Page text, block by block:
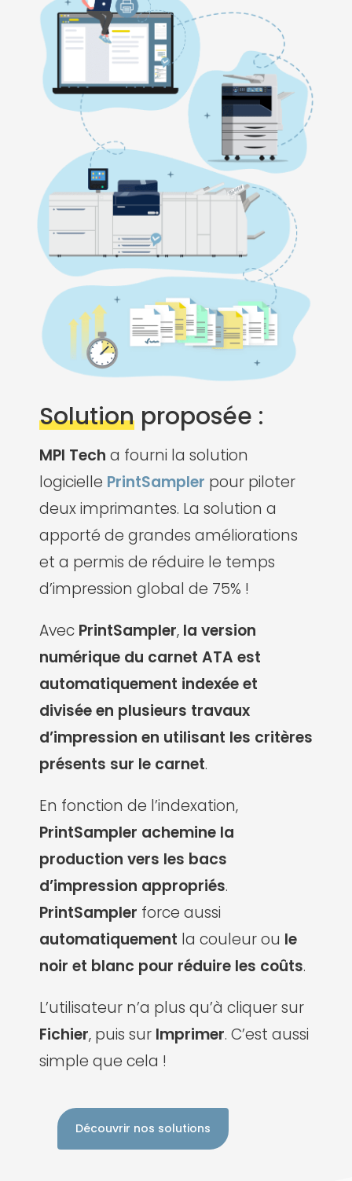
Solutionproposée :
MPI Tech a fourni la solution
logicielle PrintSampler pour piloter
deux imprimantes. La solution a
apporté de grandes améliorations
et a permis de réduire le temps
d’impression global de 75% !
Avec PrintSampler, la version
numérique du carnet ATA est
automatiquement indexée et
divisée en plusieurs travaux
d’impression en utilisant les critères
présents sur le carnet.
En fonction de l’indexation,
PrintSampler achemine la
production vers les bacs
d’impression appropriés.
PrintSampler force aussi
automatiquement la couleur ou le
noir et blanc pour réduire les coûts.
L’utilisateur n’a plus qu’à cliquer sur
Fichier, puis sur Imprimer. C’est aussi
simple que cela !
Découvrir nos solutions